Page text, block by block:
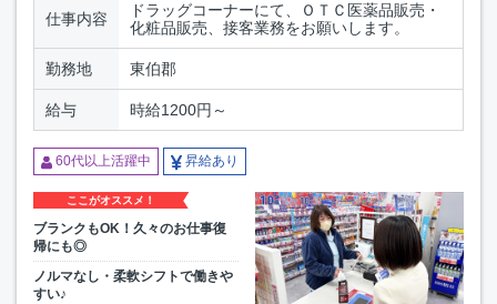
仕事内容
ドラッグコーナーにて、ＯＴＣ医薬品販売・
化粧品販売、接客業務をお願いします。
勤務地 東伯郡
給与 時給1200円～
60代以上活躍中 昇給あり
ここがオススメ！
ブランクもOK！久々のお仕事復
帰にも◎
ノルマなし・柔軟シフトで働きや
すい♪